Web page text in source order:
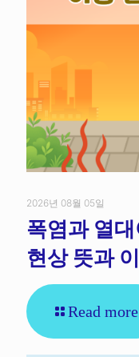
2026년 08월 05일
폭염과 열
현상 뜻과
Read more